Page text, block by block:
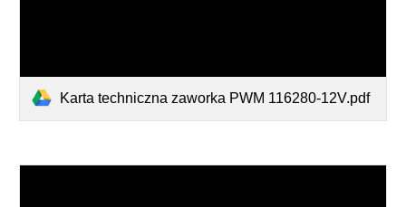
Karta techniczna zaworka PWM 116280-12V.pdf